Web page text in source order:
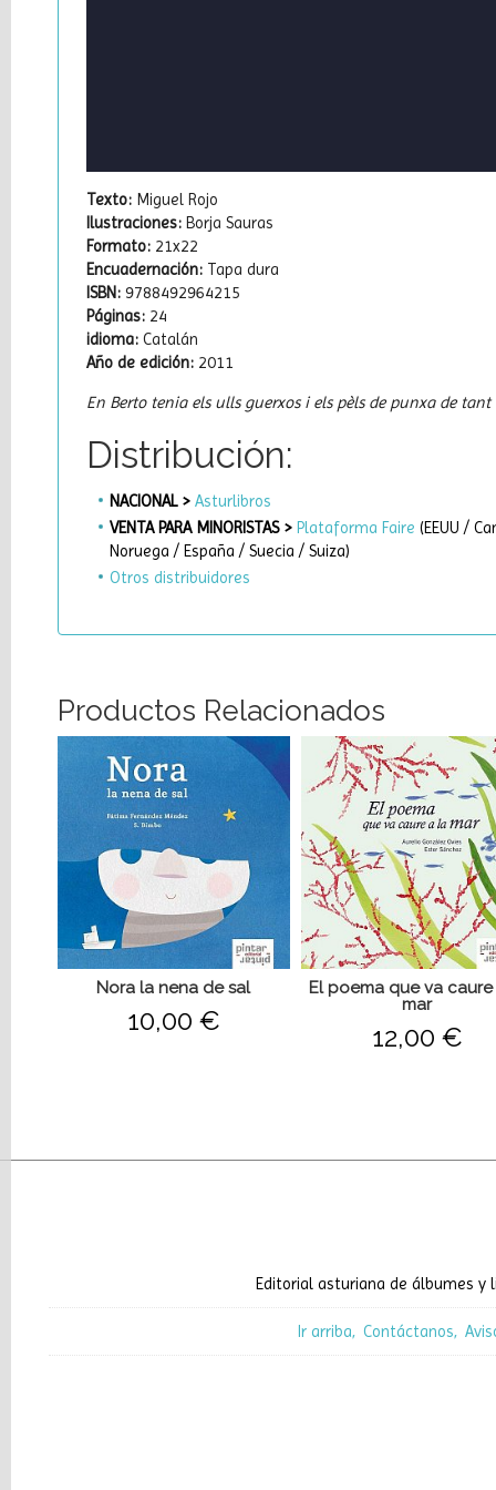
Texto: Miguel Rojo
Ilustraciones: Borja Sauras
Formato: 21x22
Encuadernación: Tapa dura
ISBN: 9788492964215
Páginas: 24
idioma: Catalán
Año de edición: 2011
En Berto tenia els ulls guerxos i els pèls de punxa de
Distribución:
NACIONAL > Asturlibros
VENTA PARA MINORISTAS > Plataforma Faire (EEUU /
Noruega / España / Suecia / Suiza)
Otros distribuidores
Productos Relacionados
Nora la nena de sal
10,00 €
El poema que va caure
mar
12,00 €
Editorial asturiana de álbumes y
Ir arriba Contáctanos